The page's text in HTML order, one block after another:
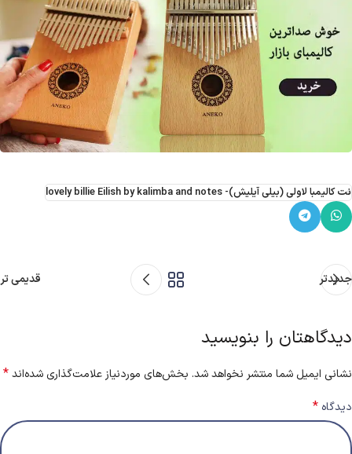
نت کالیمبا لاولی (بیلی آیلیش)- lovely billie Eilish by kalimba and notes
جدیدتر قدیمی تر
دیدگاهتان را بنویسید
نشانی ایمیل شما منتشر نخواهد شد. بخش‌های موردنیاز علامت‌گذاری شده‌اند*
دیدگاه *